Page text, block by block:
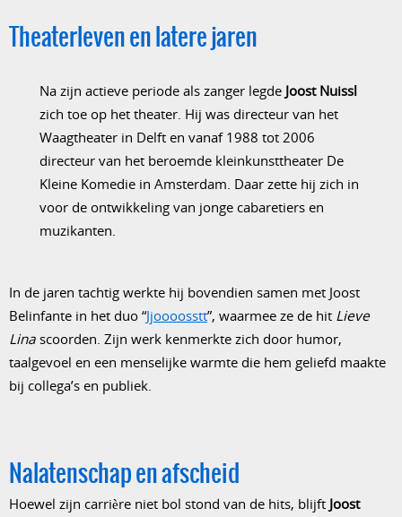
Theaterleven en latere jaren
Na zijn actieve periode als zanger legde Joost Nuissl
zich toe op het theater. Hij was directeur van het
Waagtheater in Delft en vanaf 1988 tot 2006
directeur van het beroemde kleinkunsttheater De
Kleine Komedie in Amsterdam. Daar zette hij zich in
voor de ontwikkeling van jonge cabaretiers en
muzikanten.
In de jaren tachtig werkte hij bovendien samen met Joost
Belinfante in het duo “Jjoooosstt”, waarmee ze de hit Lieve
Lina scoorden. Zijn werk kenmerkte zich door humor,
taalgevoel en een menselijke warmte die hem geliefd maakte
bij collega’s en publiek.
Nalatenschap en afscheid
Hoewel zijn carrière niet bol stond van de hits, blijft Joost